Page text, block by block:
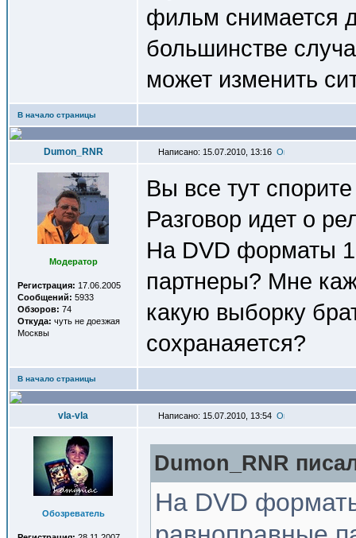
фильм снимается
большинстве
может изменить
В начало страницы
Dumon_RNR Написано: 15.07.2010, 13:16
Модератор
Регистрация: 17.06.2005
Сообщений: 5933
Обзоров: 74
Откуда: чуть не доезжая
Москвы
Вы все тут
Разговор идет о
На DVD форматы
партнеры? Мне
какую выборку
сохранаяется?
В начало страницы
vla-vla Написано: 15.07.2010, 13:54
Обозреватель
Dumon_RNR
На DVD